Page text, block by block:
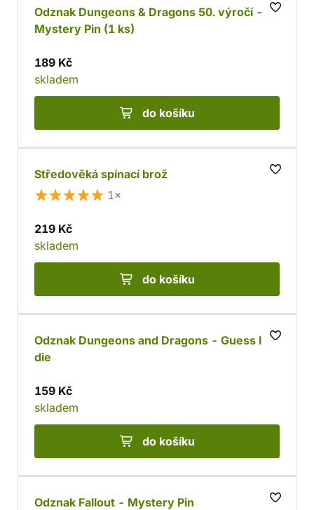
Odznak Dungeons & Dragons 50. výročí -
Mystery Pin (1 ks)
189 Kč
skladem
do košíku
Středověká spínací brož
1×
219 Kč
skladem
do košíku
Odznak Dungeons and Dragons - Guess I´ll
die
159 Kč
skladem
do košíku
Odznak Fallout - Mystery Pin